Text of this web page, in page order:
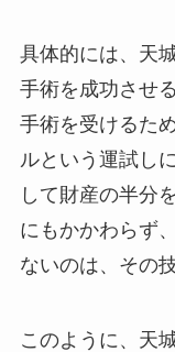
具体的には、天
手術を成功させ
手術を受けるた
ルという運試し
して財産の半分
にもかかわらず
ないのは、その
このように、天